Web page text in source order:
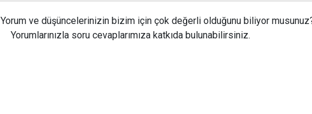
Yorum ve düşüncelerinizin bizim için çok değerli olduğunu biliyor
Yorumlarınızla soru cevaplarımıza katkıda bulunabilirsiniz.